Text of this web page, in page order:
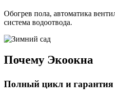
Обогрев пола, автоматика
система водоотвода.
Почему Экоокна
Полный цикл и гарантия